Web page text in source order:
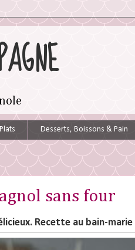
Plats Desserts, Boissons & Pain
sans four
Recette au bain-